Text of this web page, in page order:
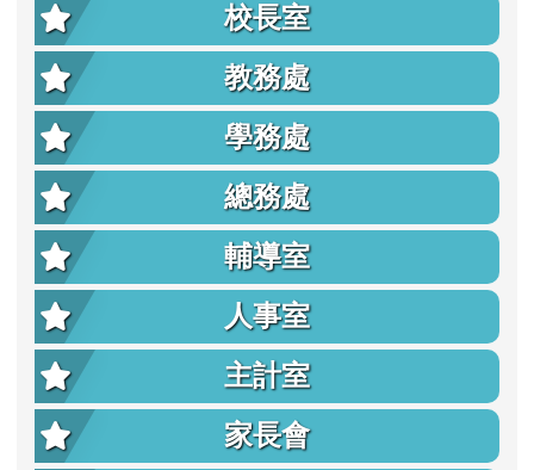
校長室
教務處
學務處
總務處
輔導室
人事室
主計室
家長會